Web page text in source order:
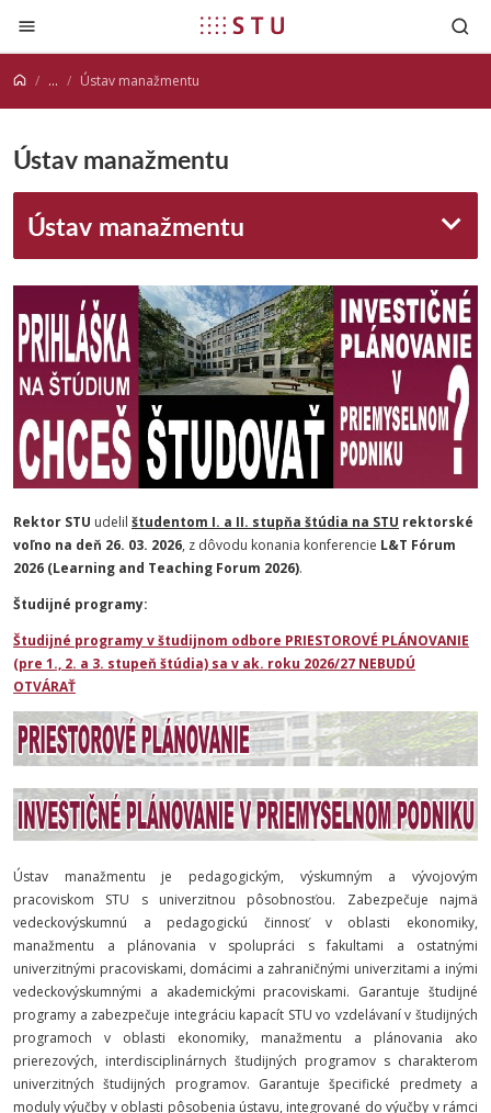
Prejsť na obsah
... Ústav manažmentu
Ústav manažmentu
Ústav manažmentu
Rektor STU udelil študentom I. a II. stupňa štúdia na STU rektorské
voľno na deň 26. 03. 2026, z dôvodu konania konferencie L&T Fórum
2026 (Learning and Teaching Forum 2026).
Študijné programy:
Študijné programy v študijnom odbore PRIESTOROVÉ PLÁNOVANIE
(pre 1., 2. a 3. stupeň štúdia) sa v ak. roku 2026/27 NEBUDÚ
OTVÁRAŤ
Ústav manažmentu je pedagogickým, výskumným a vývojovým
pracoviskom STU s univerzitnou pôsobnosťou. Zabezpečuje najmä
vedeckovýskumnú a pedagogickú činnosť v oblasti ekonomiky,
manažmentu a plánovania v spolupráci s fakultami a ostatnými
univerzitnými pracoviskami, domácimi a zahraničnými univerzitami a inými
vedeckovýskumnými a akademickými pracoviskami. Garantuje študijné
programy a zabezpečuje integráciu kapacít STU vo vzdelávaní v študijných
programoch v oblasti ekonomiky, manažmentu a plánovania ako
prierezových, interdisciplinárnych študijných programov s charakterom
univerzitných študijných programov. Garantuje špecifické predmety a
moduly výučby v oblasti pôsobenia ústavu, integrované do výučby v rámci